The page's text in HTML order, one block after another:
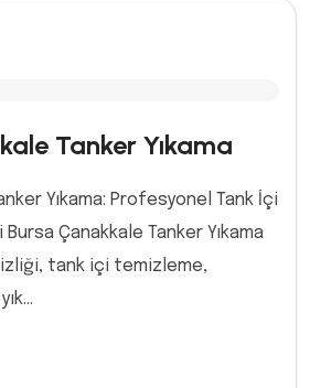
Tanker Yıkama
Yıkama: Profesyonel Tank İçi
Çanakkale Tanker Yıkama
tank içi temizleme,